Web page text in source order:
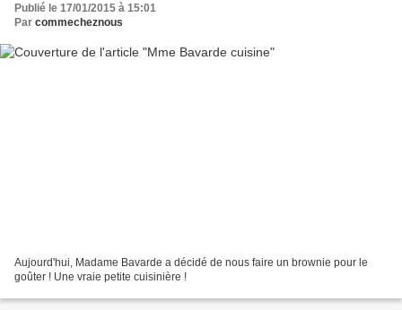
Publié le 17/01/2015 à 15:01
Par commecheznous
Aujourd'hui, Madame Bavarde a décidé de nous faire un brownie pour le
goûter ! Une vraie petite cuisinière !